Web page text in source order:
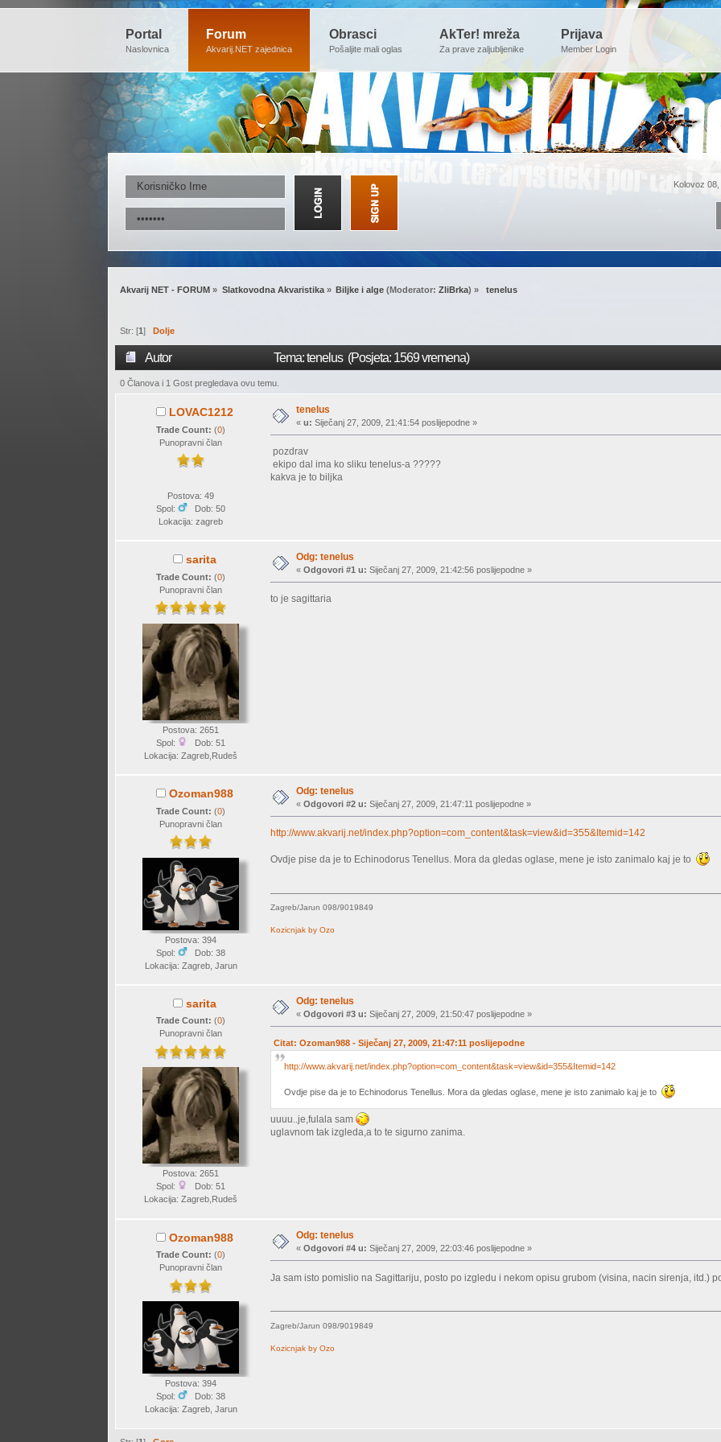
Portal
Naslovnica
Forum
Akvarij.NET zajednica
Obrasci
Pošaljite mali oglas
AkTer! mreža
Za prave zaljubljenike
Prijava
Member Login
Kolovoz
Akvarij NET - FORUM » Slatkovodna Akvaristika» Biljke i alge (Moderator:ZliBrka) » tenelus
Str: [1] Dolje
Autor Tema: tenelus (Posjeta: 1569 vremena)
0 Članova i 1 Gost pregledava ovu temu.
LOVAC1212
Trade Count:(0)
Punopravni član
Postova: 49
Spol:
Dob: 50
Lokacija: zagreb
tenelus
«u: Siječanj 27, 2009, 21:41:54 poslijepodne »
pozdrav
ekipo dal ima ko sliku tenelus-a ?????
kakva je to biljka
sarita
Trade Count:(0)
Punopravni član
Postova: 2651
Spol:
Dob: 51
Lokacija: Zagreb,Rudeš
Odg: tenelus
«Odgovori #1 u: Siječanj 27, 2009, 21:42:56 poslijepodne »
to je sagittaria
Ozoman988
Trade Count:(0)
Punopravni član
Postova: 394
Spol:
Dob: 38
Lokacija: Zagreb, Jarun
Odg: tenelus
«Odgovori #2 u: Siječanj 27, 2009, 21:47:11 poslijepodne »
http://www.akvarij.net/index.php?option=com_content&task=view&id=355&Itemid=142
Ovdje pise da je to Echinodorus Tenellus. Mora da gledas oglase, mene je isto zanimalo kaj je to
Zagreb/Jarun 098/9019849
Kozicnjak by Ozo
sarita
Trade Count:(0)
Punopravni član
Postova: 2651
Spol:
Dob: 51
Lokacija: Zagreb,Rudeš
Odg: tenelus
«Odgovori #3 u: Siječanj 27, 2009, 21:50:47 poslijepodne »
Citat: Ozoman988 - Siječanj 27, 2009, 21:47:11 poslijepodne
http://www.akvarij.net/index.php?option=com_content&task=view&id=355&Itemid=142
Ovdje pise da je to Echinodorus Tenellus. Mora da gledas oglase, mene je isto zanimalo kaj je to
uuuu..je,fulala sam
uglavnom tak izgleda,a to te sigurno zanima.
Ozoman988
Trade Count:(0)
Punopravni član
Postova: 394
Spol:
Dob: 38
Lokacija: Zagreb, Jarun
Odg: tenelus
«Odgovori #4 u: Siječanj 27, 2009, 22:03:46 poslijepodne »
Ja sam isto pomislio na Sagittariju, posto po izgledu i nekom opisu grubom (visina, nacin sirenja, itd.)
Zagreb/Jarun 098/9019849
Kozicnjak by Ozo